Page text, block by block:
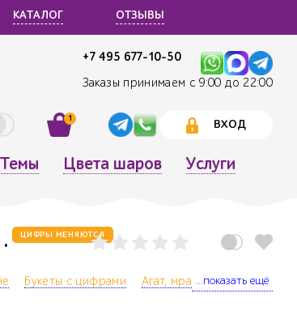
КАТАЛОГ ОТЗЫВЫ
+7 495 677-10-50
Заказы принимаем с 9:00 до 22:00
1
ВХОД
Темы Цвета шаров Услуги
ЦИФРЫ МЕНЯЮТСЯ
...показать ещё
Букеты с цифрами Агат, мраморный